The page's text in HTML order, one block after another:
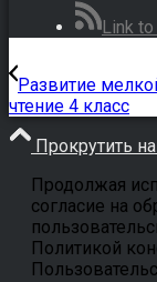
Link
Развитие
чтение 4 класс
Прокрутить
Продолжая
согласие на
Политикой